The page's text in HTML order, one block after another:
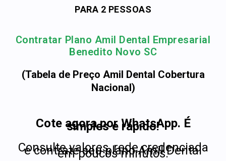
PARA 2 PESSOAS
Contratar Plano Amil Dental Empresarial
Benedito Novo SC
(Tabela de Preço Amil Dental Cobertura
Nacional)
Cote agora por WhatsApp. É
simples e rápido!
Consulte valores, rede credenciada
e contrate seu plano Amil Dental
em poucos minutos.